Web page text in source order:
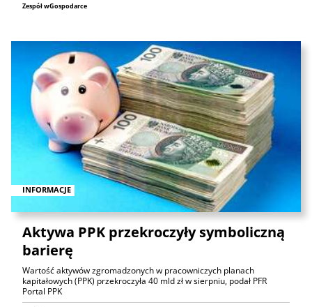
Zespół wGospodarce
INFORMACJE
Aktywa PPK przekroczyły symboliczną
barierę
Wartość aktywów zgromadzonych w pracowniczych planach
kapitałowych (PPK) przekroczyła 40 mld zł w sierpniu, podał PFR
Portal PPK